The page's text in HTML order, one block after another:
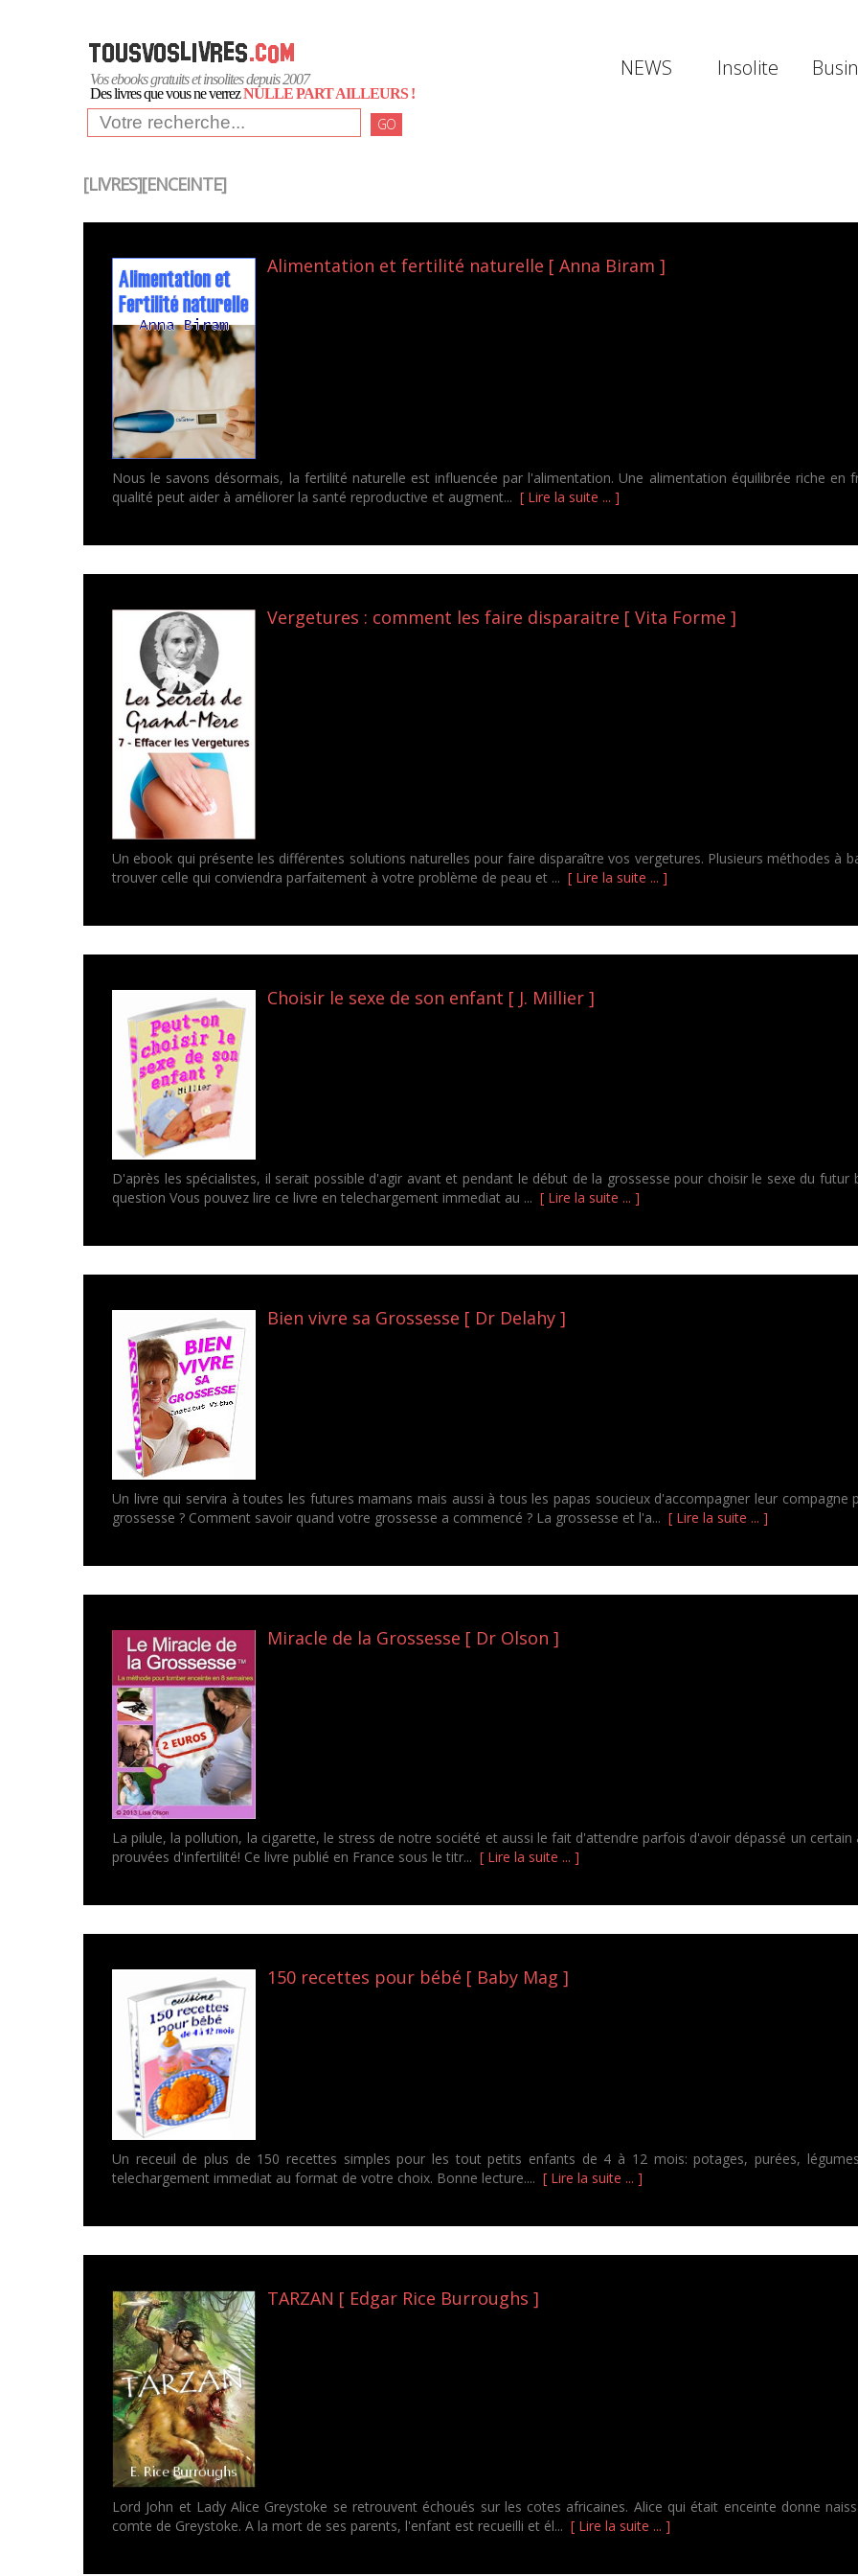
Vos ebooks gratuits et insolites depuis 2007
Des livres que vous ne verrezNULLE PART AILLEURS !
GO
NEWS Insolite
[LIVRES][ENCEINTE]
Alimentation et fertilité naturelle [ Anna Biram ]
Nous le savons désormais, la fertilité naturelle est influencée par l'alimentation. Une alimentation équilibrée riche en
qualité peut aider à améliorer la santé reproductive et augment... [ Lire la suite ... ]
Vergetures : comment les faire disparaitre [ Vita Forme ]
Un ebook qui présente les différentes solutions naturelles pour faire disparaître vos vergetures. Plusieurs méthodes à
trouver celle qui conviendra parfaitement à votre problème de peau et ... [ Lire la suite ... ]
Choisir le sexe de son enfant [ J. Millier ]
D'après les spécialistes, il serait possible d'agir avant et pendant le début de la grossesse pour choisir le sexe du
question Vous pouvez lire ce livre en telechargement immediat au ... [ Lire la suite ... ]
Bien vivre sa Grossesse [ Dr Delahy ]
Un livre qui servira à toutes les futures mamans mais aussi à tous les papas soucieux d'accompagner leur compagne
grossesse ? Comment savoir quand votre grossesse a commencé ? La grossesse et l'a... [ Lire la suite ... ]
Miracle de la Grossesse [ Dr Olson ]
La pilule, la pollution, la cigarette, le stress de notre société et aussi le fait d'attendre parfois d'avoir dépassé un
prouvées d'infertilité! Ce livre publié en France sous le titr... [ Lire la suite ... ]
150 recettes pour bébé [ Baby Mag ]
Un receuil de plus de 150 recettes simples pour les tout petits enfants de 4 à 12 mois: potages, purées,
telechargement immediat au format de votre choix. Bonne lecture.... [ Lire la suite ... ]
TARZAN [ Edgar Rice Burroughs ]
Lord John et Lady Alice Greystoke se retrouvent échoués sur les cotes africaines. Alice qui était enceinte donne
comte de Greystoke. A la mort de ses parents, l'enfant est recueilli et él... [ Lire la suite ... ]